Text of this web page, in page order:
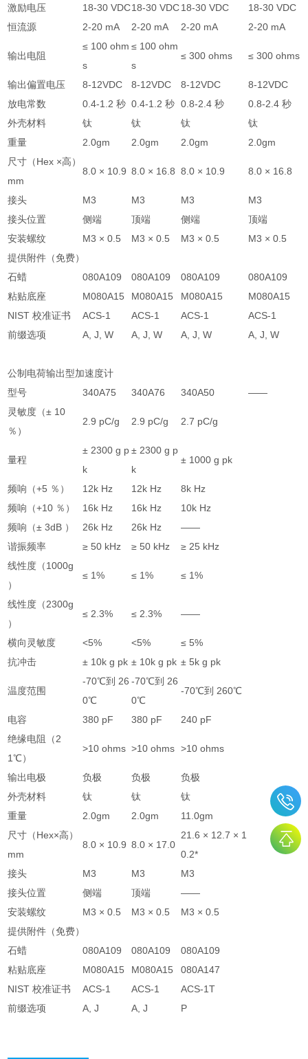
激励电压
18-30 VDC18-30 VDC18-30 VDC
18-30 VDC
恒流源
2-20 mA 2-20 mA 2-20 mA 2-20 mA
输出电阻
≤ 100 ohm
s
≤ 100 ohm
s
≤ 300 ohms ≤ 300 ohms
输出偏置电压 8-12VDC 8-12VDC 8-12VDC
8-12VDC
放电常数
0.4-1.2 秒 0.4-1.2 秒 0.8-2.4 秒
0.8-2.4 秒
外壳材料
钛 钛 钛
钛
重量
2.0gm 2.0gm 2.0gm
2.0gm
尺寸（Hex ×高）
mm
8.0 × 10.9 8.0 × 16.8 8.0 × 10.9 8.0 × 16.8
接头 M3 M3 M3
M3
接头位置
侧端 顶端 侧端
顶端
安装螺纹
M3 × 0.5 M3 × 0.5 M3 × 0.5
M3 × 0.5
提供附件（免费）
石蜡
080A109 080A109 080A109
080A109
粘贴底座
M080A15 M080A15 M080A15
M080A15
NIST 校准证书
ACS-1 ACS-1 ACS-1
ACS-1
前缀选项
A, J, W A, J, W A, J, W A, J, W
公制电荷输出型加速度计
型号
340A75 340A76 340A50
——
灵敏度（± 10
％）
2.9 pC/g 2.9 pC/g 2.7 pC/g
量程
± 2300 g p
k
± 2300 g p
k
± 1000 g pk
频响（+5 ％） 12k Hz 12k Hz
8k Hz
频响（+10 ％）
16k Hz 16k Hz
10k Hz
频响（± 3dB ）
26k Hz 26k Hz
――
谐振频率
≥ 50 kHz ≥ 50 kHz
≥ 25 kHz
线性度（1000g
）
≤ 1% ≤ 1% ≤ 1%
线性度（2300g
）
≤ 2.3% ≤ 2.3% ――
横向灵敏度 <5% <5%
≤ 5%
抗冲击
± 10k g pk ± 10k g pk ± 5k g pk
温度范围
-70℃到 26
0℃
-70℃到 26
0℃
-70℃到 260℃
电容 380 pF 380 pF
240 pF
绝缘电阻（2
1℃）
>10 ohms >10 ohms >10 ohms
输出电极 负极 负极
负极
外壳材料
钛 钛
钛
重量
2.0gm 2.0gm
11.0gm
尺寸（Hex×高）
mm
8.0 × 10.9 8.0 × 17.0
21.6 × 12.7 × 1
0.2*
接头
M3 M3
M3
接头位置
侧端 顶端
――
安装螺纹
M3 × 0.5 M3 × 0.5
M3 × 0.5
提供附件（免费）
石蜡
080A109 080A109
080A109
粘贴底座
M080A15 M080A15
080A147
NIST 校准证书
ACS-1 ACS-1
ACS-1T
前缀选项
A, J A, J P